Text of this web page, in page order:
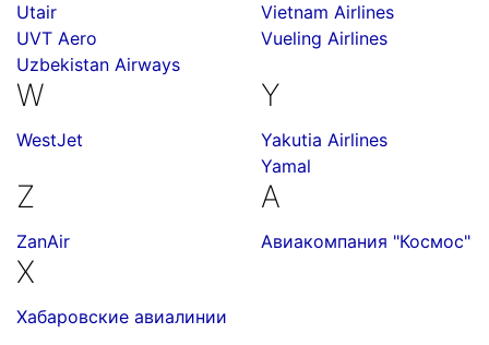
Utair
UVT Aero
Uzbekistan Airways
Vietnam Airlines
Vueling Airlines
W
WestJet
Y
Yakutia Airlines
Yamal
Z
ZanAir
А
Авиакомпания "Космос"
Х
Хабаровские авиалинии